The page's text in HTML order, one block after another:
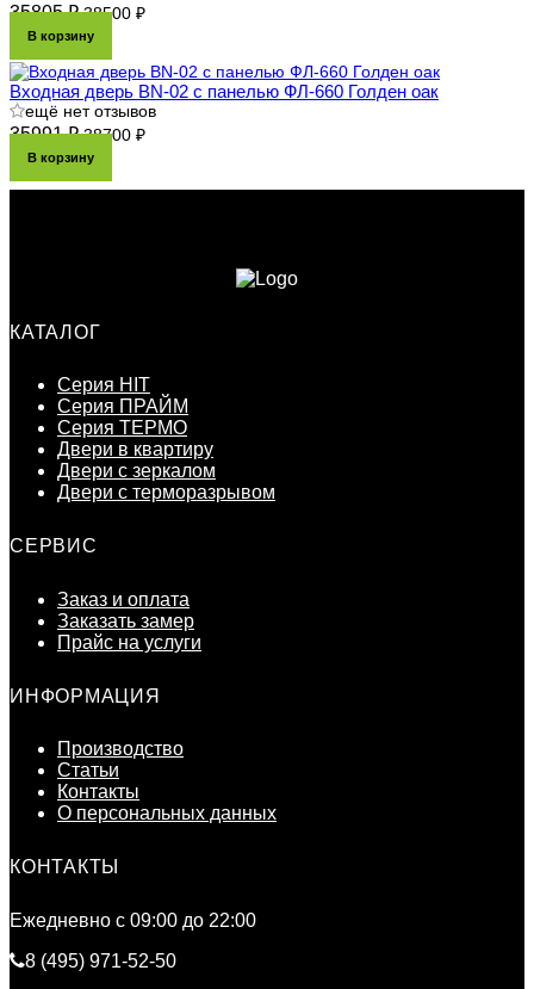
35805 ₽ 38500 ₽
В корзину
Входная дверь BN-02 с панелью ФЛ-660 Голден оак
ещё нет отзывов
35991 ₽ 38700 ₽
В корзину
КАТАЛОГ
Серия HIT
Серия ПРАЙМ
Серия ТЕРМО
Двери в квартиру
Двери с зеркалом
Двери с терморазрывом
СЕРВИС
Заказ и оплата
Заказать замер
Прайс на услуги
ИНФОРМАЦИЯ
Производство
Статьи
Контакты
О персональных данных
КОНТАКТЫ
Ежедневно c 09:00 до 22:00
8 (495) 971-52-50